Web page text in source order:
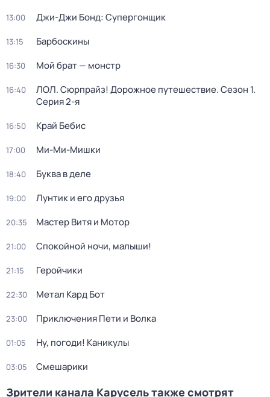
13:00 Джи-Джи Бонд: Супергонщик
13:15 Барбоскины
16:30 Мой брат — монстр
16:40 ЛОЛ. Сюрпрайз! Дорожное путешествие. Сезон 1.
Серия 2-я
16:50 Край Бебис
17:00 Ми-Ми-Мишки
18:40 Буква в деле
19:00 Лунтик и его друзья
20:35 Мастер Витя и Мотор
21:00 Спокойной ночи, малыши!
21:15 Геройчики
22:30 Метал Кард Бот
23:00 Приключения Пети и Волка
01:05 Ну, погоди! Каникулы
03:05 Смешарики
Зрители канала Карусель также смотрят